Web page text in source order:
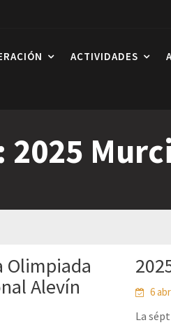
ACTIVIDADES
2025
Olimpiada
Alevín
6
La